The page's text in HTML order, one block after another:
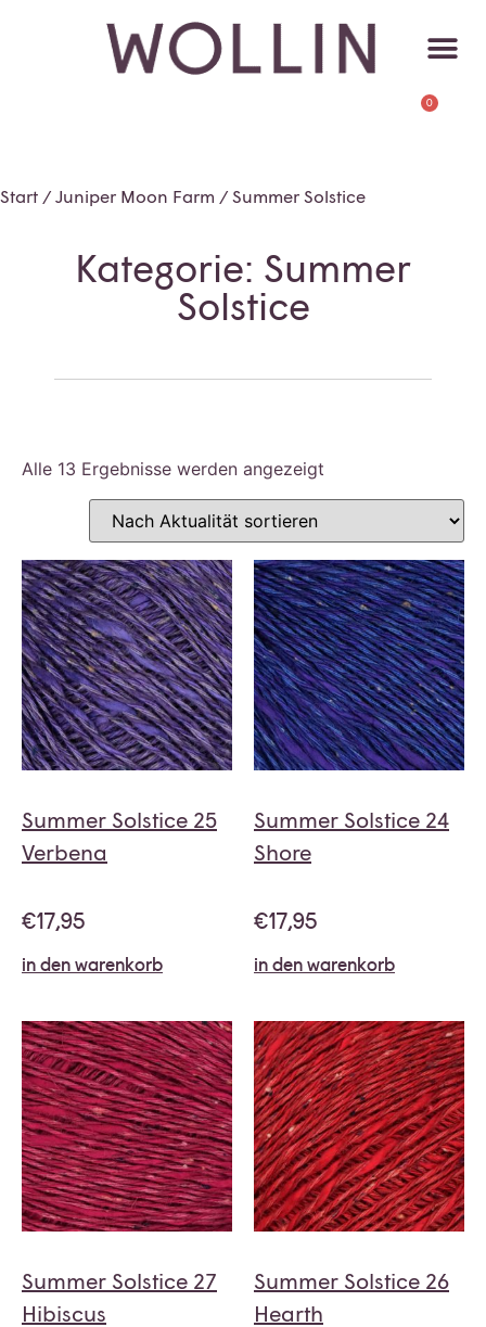
0
Start / Juniper Moon Farm / Summer Solstice
Kategorie: Summer
Solstice
Alle 13 Ergebnisse werden angezeigt
Summer Solstice 25
Verbena
€17,95
in den warenkorb
Summer Solstice 24
Shore
€17,95
in den warenkorb
Summer Solstice 27
Hibiscus
Summer Solstice 26
Hearth